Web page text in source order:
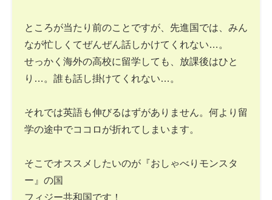
ところが当たり前のことですが、先進国では、みん
なが忙しくてぜんぜん話しかけてくれない…。
せっかく海外の高校に留学しても、放課後はひと
り…。誰も話し掛けてくれない…。
それでは英語も伸びるはずがありません。何より留
学の途中でココロが折れてしまいます。
そこでオススメしたいのが『おしゃべりモンスタ
ー』の国
フィジー共和国です！